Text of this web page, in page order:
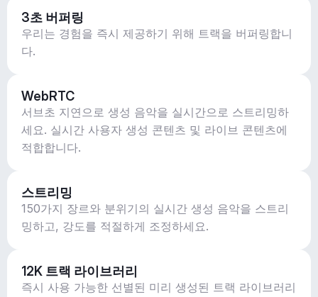
3초 버퍼링
우리는 경험을 즉시 제공하기 위해 트랙을 버퍼링합니
다.
WebRTC
서브초 지연으로 생성 음악을 실시간으로 스트리밍하
세요. 실시간 사용자 생성 콘텐츠 및 라이브 콘텐츠에
적합합니다.
스트리밍
150가지 장르와 분위기의 실시간 생성 음악을 스트리
밍하고, 강도를 적절하게 조정하세요.
12K 트랙 라이브러리
즉시 사용 가능한 선별된 미리 생성된 트랙 라이브러리